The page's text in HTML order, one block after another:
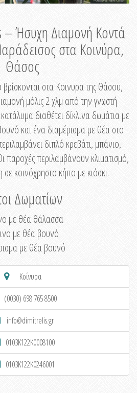
Ήσυχη Διαμονή Κοντά
στα Κοινύρα,
Θάσος
στα Κοινυρα της Θάσου,
μόλις 2 χλμ από την γνωστή
διαθέτει δίκλινα δωμάτια με
και ένα διαμέρισμα με θέα στο
διπλό κρεβάτι, μπάνιο,
παροχές περιλαμβάνουν κλιματισμό,
κοινόχρηστο κήπο με κιόσκι.
Δωματίων
με θέα θάλασσα
με θέα βουνό
με θέα βουνό
Κοίνυρα
(0030) 698 765 8500
info@dimitrelis.gr
0103K122K0008100
0103K122K0246001